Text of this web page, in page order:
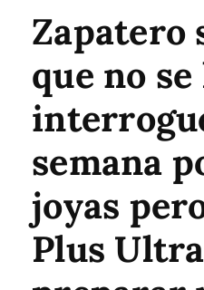
Zapatero
que no se
semana
joyas
Plus